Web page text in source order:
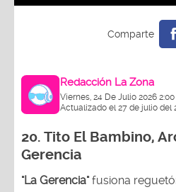
Redacción La Zona
Viernes, 24 De Julio 2026 2:00
Actualizado el 27 de julio del
20. Tito El Bambino,
Gerencia
"La Gerencia"fusiona